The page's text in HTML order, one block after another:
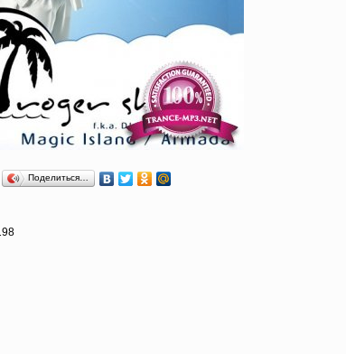
Поделиться…